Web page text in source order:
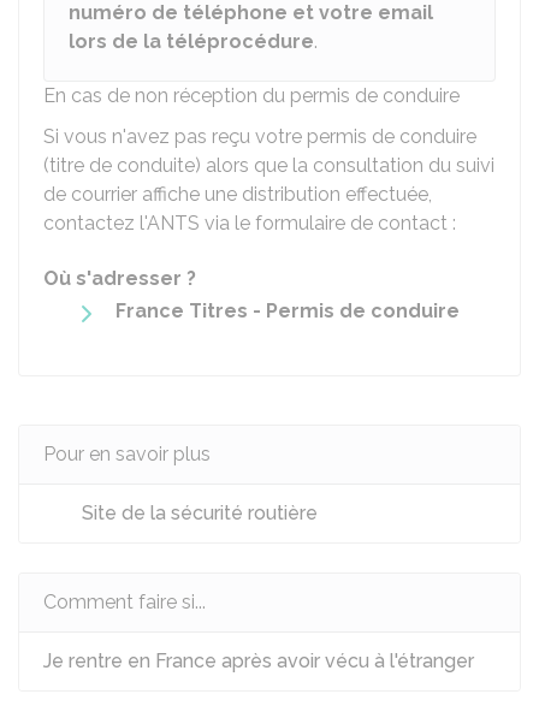
numéro de téléphone et votre email
lors de la téléprocédure.
En cas de non réception du permis de conduire
Si vous n'avez pas reçu votre permis de conduire
(titre de conduite) alors que la consultation du suivi
de courrier affiche une distribution effectuée,
contactez l'ANTS via le formulaire de contact :
Où s'adresser ?
France Titres - Permis de conduire
Pour en savoir plus
Site de la sécurité routière
Comment faire si...
Je rentre en France après avoir vécu à l'étranger